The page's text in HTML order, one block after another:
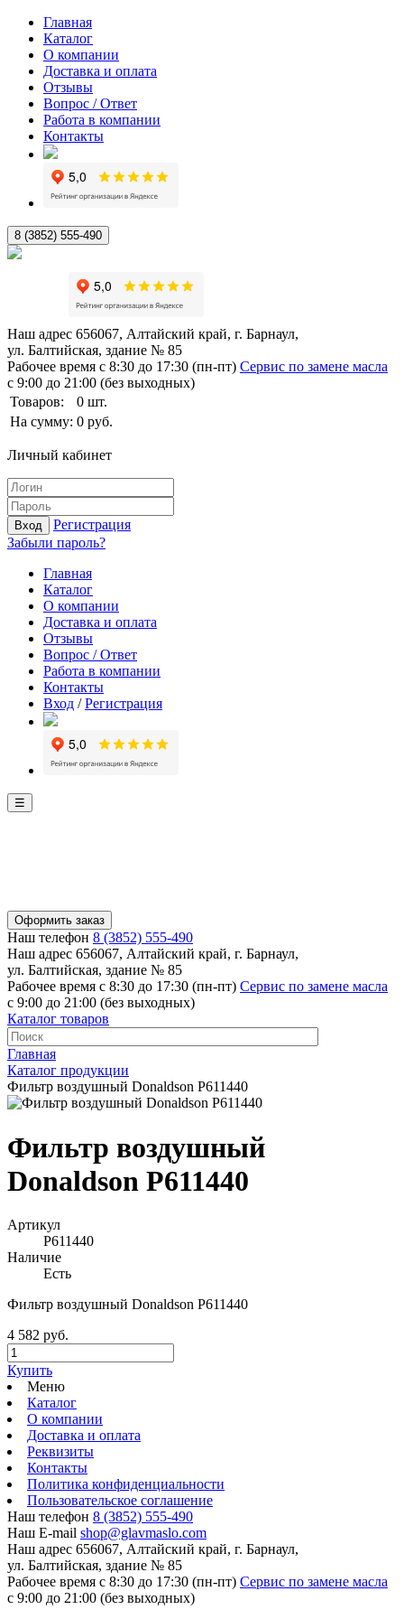
Главная
Каталог
О компании
Доставка и оплата
Отзывы
Вопрос / Ответ
Работа в компании
Контакты
8 (3852) 555-490
Наш адрес 656067, Алтайский край, г. Барнаул,
ул. Балтийская, здание № 85
Рабочее время с 8:30 до 17:30 (пн-пт) Сервис по замене масла
с 9:00 до 21:00 (без выходных)
Товаров:
0 шт.
На сумму: 0 руб.
Личный кабинет
Вход
Регистрация
Забыли пароль?
Главная
Каталог
О компании
Доставка и оплата
Отзывы
Вопрос / Ответ
Работа в компании
Контакты
Вход /Регистрация
☰
Оформить заказ
Наш телефон 8 (3852) 555-490
Наш адрес 656067, Алтайский край, г. Барнаул,
ул. Балтийская, здание № 85
Рабочее время с 8:30 до 17:30 (пн-пт) Сервис по замене масла
с 9:00 до 21:00 (без выходных)
Каталог товаров
Главная
Каталог продукции
Фильтр воздушный Donaldson P611440
Фильтр воздушный
Donaldson P611440
Артикул
P611440
Наличие
Есть
Фильтр воздушный Donaldson P611440
4 582 руб.
Купить
Меню
Каталог
О компании
Доставка и оплата
Реквизиты
Контакты
Политика конфиденциальности
Пользовательское соглашение
Наш телефон 8 (3852) 555-490
Наш E-mail shop@glavmaslo.com
Наш адрес 656067, Алтайский край, г. Барнаул,
ул. Балтийская, здание № 85
Рабочее время с 8:30 до 17:30 (пн-пт) Сервис по замене масла
с 9:00 до 21:00 (без выходных)